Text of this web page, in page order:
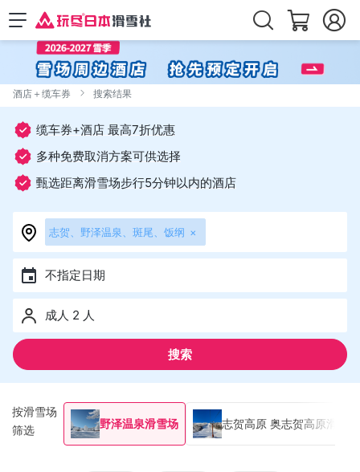
酒店＋缆车券 搜索结果
缆车券+酒店 最高7折优惠
多种免费取消方案可供选择
甄选距离滑雪场步行5分钟以内的酒店
志贺、野泽温泉、斑尾、饭纲 ×
不指定日期
成人 2 人
搜索
按滑雪场
筛选
野泽温泉滑雪场 志贺高原 奥志贺高原滑雪场